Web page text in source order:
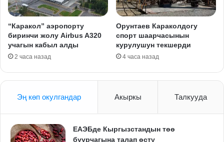
“Каракол” аэропорту
биринчи жолу Airbus A320
учагын кабыл алды
2 часа назад
Орунтаев Караколдогу
спорт шаарчасынын
курулушун текшерди
4 часа назад
Эң көп окулгандар Акыркы Талкууда
ЕАЭБде Кыргызстандын төө
буурчагына талап өстү